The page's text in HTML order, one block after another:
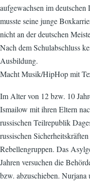
aufgewachsen im deutschen
musste seine junge
nicht an der deutschen
Nach dem Schulabschluss
Ausbildung.
Macht Musik/HipHop mit
Im Alter von 12 bzw. 10
Ismailow mit ihren Eltern
russischen Teilrepublik
russischen
Rebellengruppen. Das
Jahren versuchen die
bzw. abzuschieben.